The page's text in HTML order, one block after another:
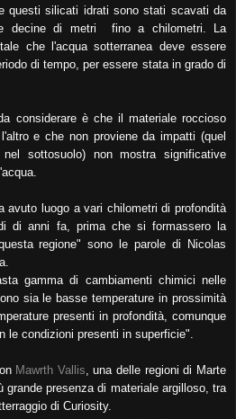
questi silicati idrati sono stati scavati da
decine di metri fino a chilometri. La
che l'acqua sotterranea deve essere
di tempo, per essere stata in grado di
considerare è che il materiale roccioso
e che non proviene da impatti (quel
sottosuolo) non mostra significative
avuto luogo a vari chilometri di profondità
di anni fa, prima che si formassero la
regione" sono le parole di Nicolas
gamma di cambiamenti chimici nelle
sia le basse temperature in prossimità
presenti in profondità, comunque
le condizioni presenti in superficie".
Mawrth Vallis , una delle regioni di Marte
presenza di materiale argilloso, tra
di Curiosity.